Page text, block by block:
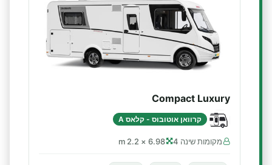
Compact Luxury
קרוואן אוטובוס - קלאס A
מקומות שינה 4 6.98 × 2.2 m